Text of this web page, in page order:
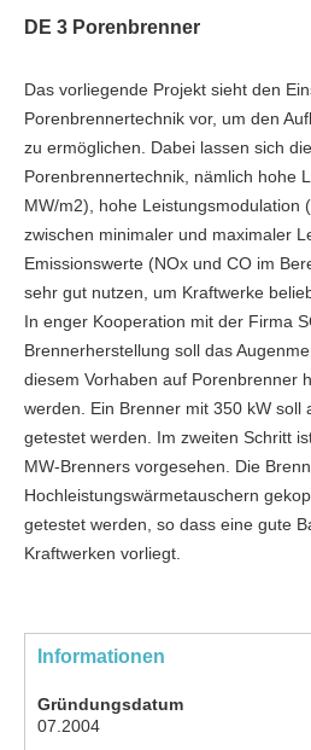
DE 3 Porenbrenner
Das vorliegende Projekt sieht den
Porenbrennertechnik vor, um den
zu ermöglichen. Dabei lassen sich
Porenbrennertechnik, nämlich hohe
MW/m2), hohe Leistungsmodulation
zwischen minimaler und maximaler
Emissionswerte (NOx und CO im
sehr gut nutzen, um Kraftwerke
In enger Kooperation mit der Firma
Brennerherstellung soll das
diesem Vorhaben auf Porenbrenner
werden. Ein Brenner mit 350 kW soll
getestet werden. Im zweiten Schritt
MW-Brenners vorgesehen. Die
Hochleistungswärmetauschern
getestet werden, so dass eine gute
Kraftwerken vorliegt.
Informationen
Gründungsdatum
07.2004